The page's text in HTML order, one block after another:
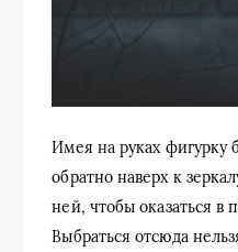
Имея на руках фигурку
обратно наверх к
ней, чтобы оказаться в
Выбраться отсюда